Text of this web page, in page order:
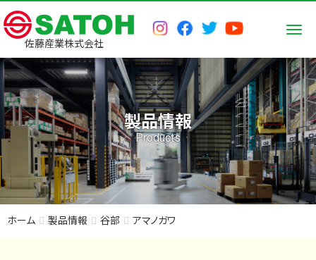
佐藤産業株式会社
製品情報
Products
ホーム 製品情報 谷部 アマノガワ